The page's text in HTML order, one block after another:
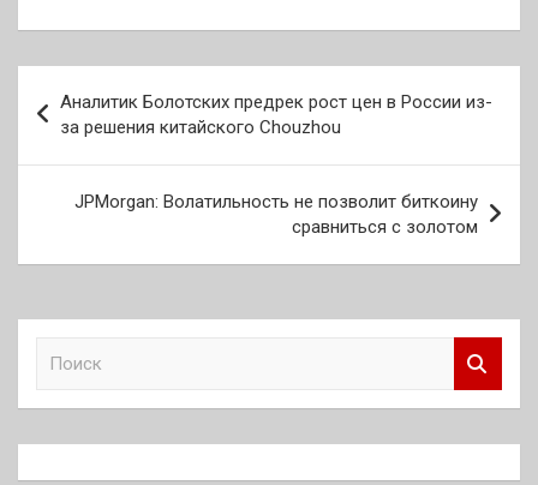
по
записям
Аналитик Болотских предрек рост цен в России из-
за решения китайского Chouzhou
JPMorgan: Волатильность не позволит биткоину
сравниться с золотом
к